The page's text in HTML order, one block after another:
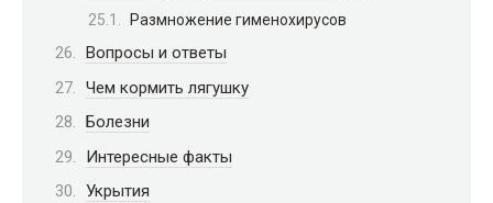
Размножение гименохирусов
Вопросы и ответы
Чем кормить лягушку
Болезни
Интересные факты
Укрытия